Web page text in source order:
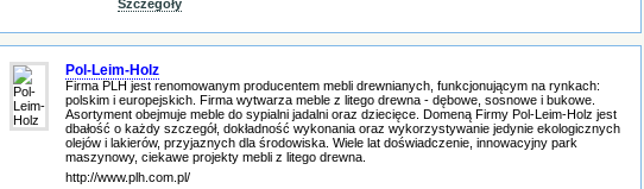
Szczegóły
Pol-Leim-Holz
Firma PLH jest renomowanym producentem mebli drewnianych, funkcjonującym na rynkach:
polskim i europejskich. Firma wytwarza meble z litego drewna - dębowe, sosnowe i bukowe.
Asortyment obejmuje meble do sypialni jadalni oraz dziecięce. Domeną Firmy Pol-Leim-Holz jest
dbałość o każdy szczegół, dokładność wykonania oraz wykorzystywanie jedynie ekologicznych
olejów i lakierów, przyjaznych dla środowiska. Wiele lat doświadczenie, innowacyjny park
maszynowy, ciekawe projekty mebli z litego drewna.
http://www.plh.com.pl/